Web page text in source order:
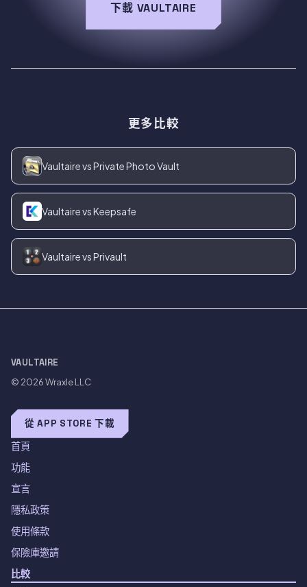
下載 VAULTAIRE
更多比較
Vaultaire vs Private Photo Vault
Vaultaire vs Keepsafe
Vaultaire vs Privault
VAULTAIRE
© 2026Wraxle LLC
從 APP STORE 下載
首頁
功能
宣言
隱私政策
使用條款
保險庫邀請
比較